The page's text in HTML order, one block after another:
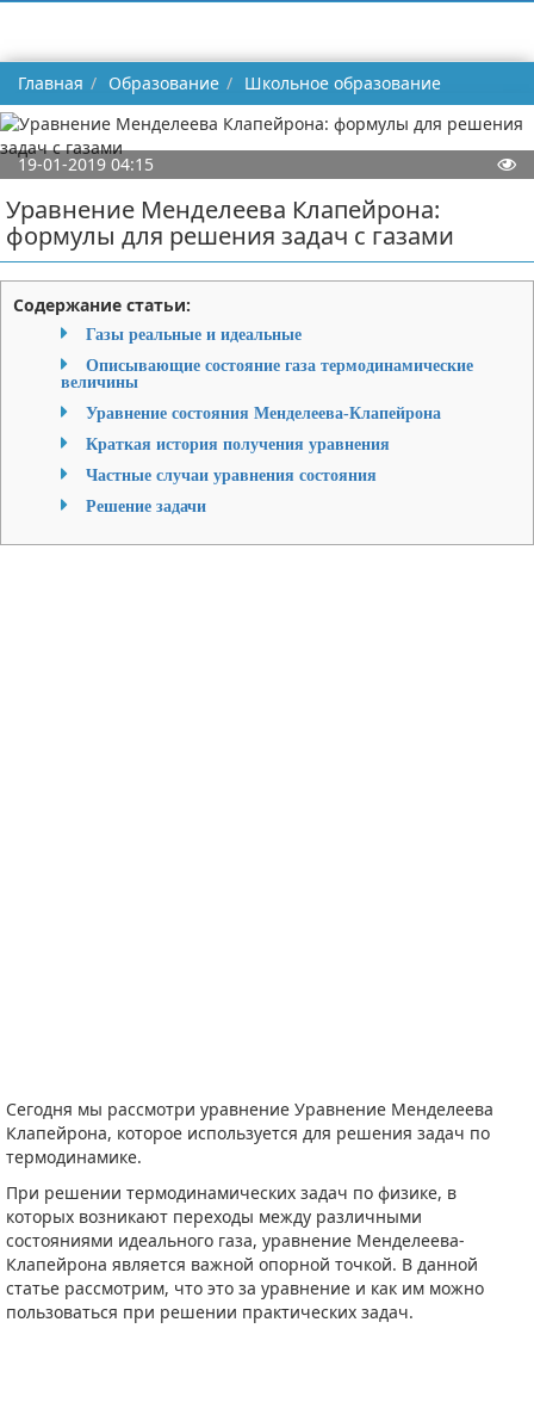
Главная Образование Школьное образование
19-01-2019 04:15
Уравнение Менделеева Клапейрона:
формулы для решения задач с газами
Содержание статьи:
Газы реальные и идеальные
Описывающие состояние газа термодинамические
величины
Уравнение состояния Менделеева-Клапейрона
Краткая история получения уравнения
Частные случаи уравнения состояния
Решение задачи
Сегодня мы рассмотри уравнение Уравнение Менделеева
Клапейрона, которое используется для решения задач по
термодинамике.
При решении термодинамических задач по физике, в
которых возникают переходы между различными
состояниями идеального газа, уравнение Менделеева-
Клапейрона является важной опорной точкой. В данной
статье рассмотрим, что это за уравнение и как им можно
пользоваться при решении практических задач.